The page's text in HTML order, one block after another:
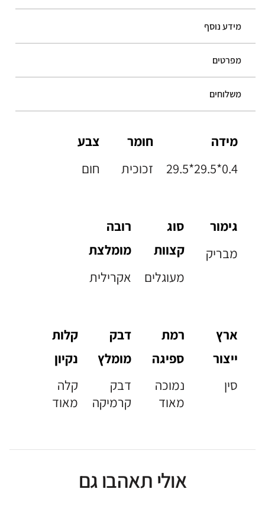
מידע נוסף
מפרטים
משלוחים
מידה
29.5*29.5*0.4
חומר
זכוכית
צבע
חום
גימור
מבריק
סוג
קצוות
מעוגלים
רובה
מומלצת
אקרילית
ארץ
ייצור
סין
רמת
ספיגה
נמוכה
מאוד
דבק
מומלץ
דבק
קרמיקה
קלות
נקיון
קלה
מאוד
אולי תאהבו גם